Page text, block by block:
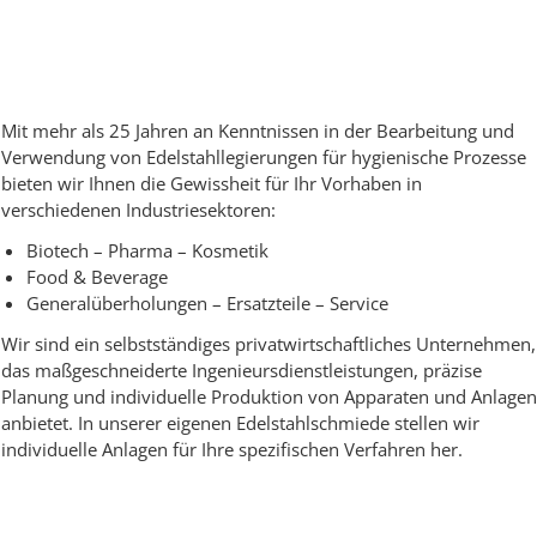
Mit mehr als 25 Jahren an Kenntnissen in der Bearbeitung und
Verwendung von Edelstahllegierungen für hygienische Prozesse
bieten wir Ihnen die Gewissheit für Ihr Vorhaben in
verschiedenen Industriesektoren:
Biotech – Pharma – Kosmetik
Food & Beverage
Generalüberholungen – Ersatzteile – Service
Wir sind ein selbstständiges privatwirtschaftliches Unternehmen,
das maßgeschneiderte Ingenieursdienstleistungen, präzise
Planung und individuelle Produktion von Apparaten und Anlagen
anbietet. In unserer eigenen Edelstahlschmiede stellen wir
individuelle Anlagen für Ihre spezifischen Verfahren her.